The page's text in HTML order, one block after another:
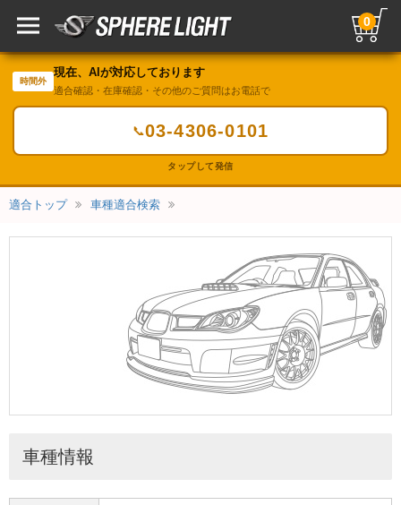
0
時間外
現在、AIが対応しております
適合確認・在庫確認・その他のご質問はお電話で
📞03-4306-0101
タップして発信
適合トップ 車種適合検索
車種情報